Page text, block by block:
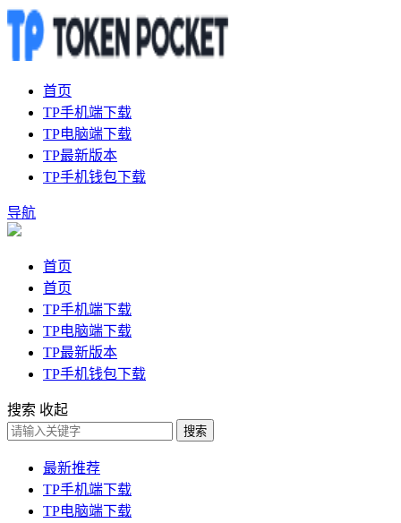
首页
TP手机端下载
TP电脑端下载
TP最新版本
TP手机钱包下载
导航
首页
首页
TP手机端下载
TP电脑端下载
TP最新版本
TP手机钱包下载
搜索 收起
搜索
最新推荐
TP手机端下载
TP电脑端下载